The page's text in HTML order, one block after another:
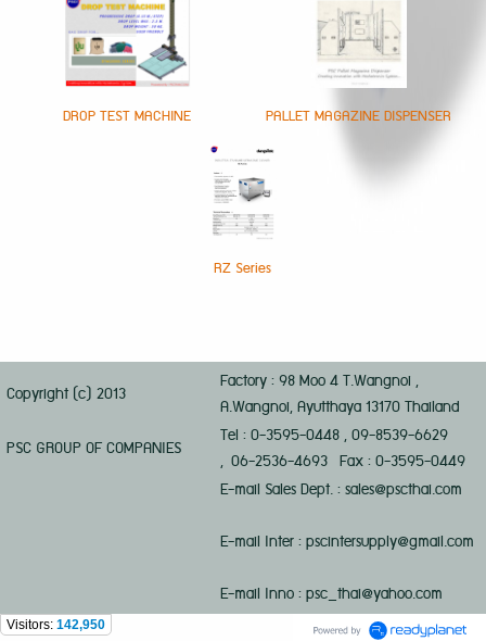
DROP TEST MACHINE PALLET MAGAZINE DISPENSER
RZ Series
Copyright (c) 2013
Factory : 98 Moo 4 T.Wangnoi ,
A.Wangnoi, Ayutthaya 13170 Thailand
PSC GROUP OF COMPANIES
Tel : 0-3595-0448 , 09-8539-6629
, 06-2536-4693 Fax : 0-3595-0449
E-mail Sales Dept. : sales@pscthai.com
E-mail Inter : pscintersupply@gmail.com
E-mail Inno : psc_thai@yahoo.com
Visitors: 142,950